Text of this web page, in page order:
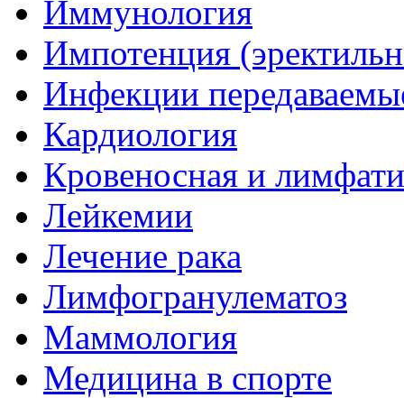
Иммунология
Импотенция
Инфекции
Кардиология
Кровеносная и
Лейкемии
Лечение рака
Лимфогранулематоз
Маммология
Медицина в спорте